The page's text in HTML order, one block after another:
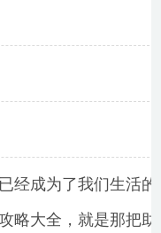
经成为了我们生活
略大全，就是那把